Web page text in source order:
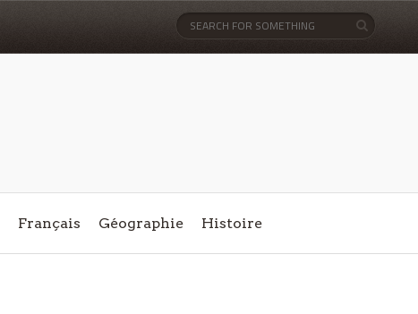
Français Géographie Histoire